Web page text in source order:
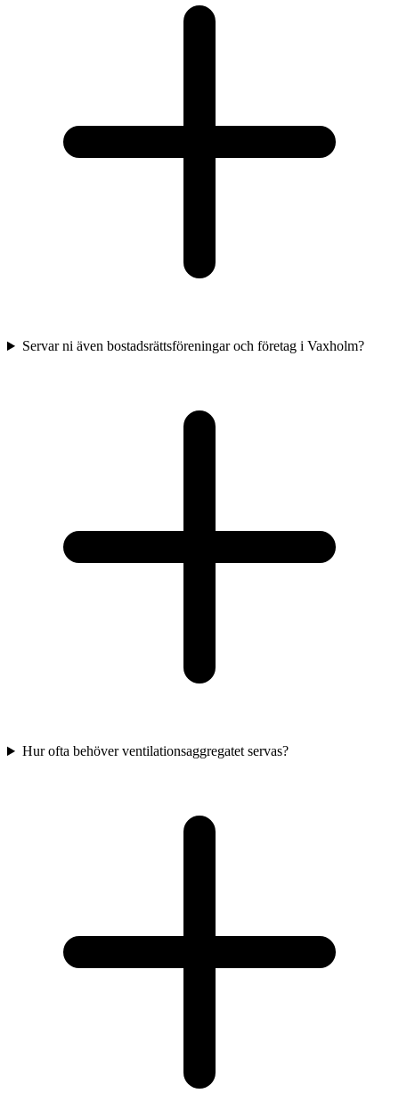
Servar ni även bostadsrättsföreningar och företag i Vaxholm?
Hur ofta behöver ventilationsaggregatet servas?